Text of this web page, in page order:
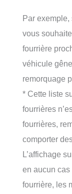
Par
vous
fourrière
véhicule
remorquage
* Cette liste
fourrières
fourrières,
comporter
L’affichage
en aucun cas
fourrière, les